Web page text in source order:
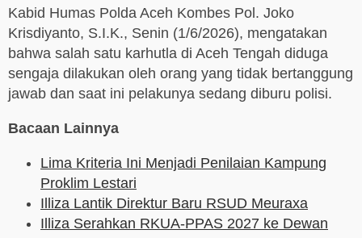
Kabid Humas Polda Aceh Kombes Pol. Joko
Krisdiyanto, S.I.K., Senin (1/6/2026), mengatakan
bahwa salah satu karhutla di Aceh Tengah diduga
sengaja dilakukan oleh orang yang tidak bertanggung
jawab dan saat ini pelakunya sedang diburu polisi.
Bacaan Lainnya
Lima Kriteria Ini Menjadi Penilaian Kampung
Proklim Lestari
Illiza Lantik Direktur Baru RSUD Meuraxa
Illiza Serahkan RKUA-PPAS 2027 ke Dewan